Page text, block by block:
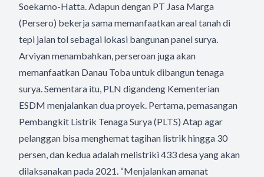
Soekarno-Hatta. Adapun dengan PT Jasa Marga
(Persero) bekerja sama memanfaatkan areal tanah di
tepi jalan tol sebagai lokasi bangunan panel surya.
Arviyan menambahkan, perseroan juga akan
memanfaatkan Danau Toba untuk dibangun tenaga
surya. Sementara itu, PLN digandeng Kementerian
ESDM menjalankan dua proyek. Pertama, pemasangan
Pembangkit Listrik Tenaga Surya (PLTS) Atap agar
pelanggan bisa menghemat tagihan listrik hingga 30
persen, dan kedua adalah melistriki 433 desa yang akan
dilaksanakan pada 2021. “Menjalankan amanat